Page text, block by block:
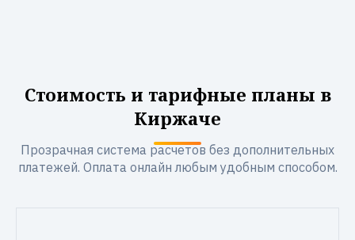
Стоимость и тарифные планы в
Киржаче
Прозрачная система расчетов без дополнительных
платежей. Оплата онлайн любым удобным способом.